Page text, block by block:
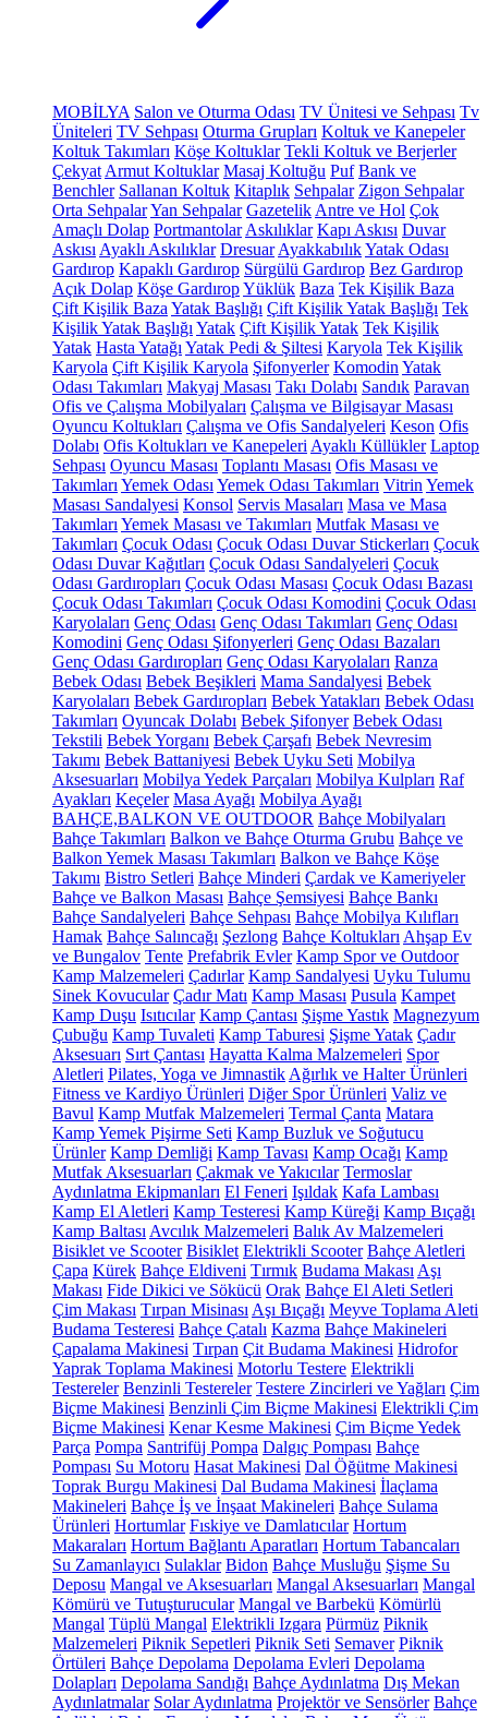
MOBİLYA Salon ve Oturma Odası TV Ünitesi ve Sehpası Tv
Üniteleri TV Sehpası Oturma Grupları Koltuk ve Kanepeler
Koltuk Takımları Köşe Koltuklar Tekli Koltuk ve Berjerler
Çekyat Armut Koltuklar Masaj Koltuğu Puf Bank ve
Benchler Sallanan Koltuk Kitaplık Sehpalar Zigon Sehpalar
Orta SehpalarYan Sehpalar Gazetelik Antre ve Hol Çok
Amaçlı Dolap Portmantolar Askılıklar Kapı Askısı Duvar
Askısı Ayaklı Askılıklar Dresuar AyakkabılıkYatak Odası
Gardırop Kapaklı Gardırop Sürgülü Gardırop Bez Gardırop
Açık Dolap Köşe GardıropYüklük Baza Tek Kişilik Baza
Çift Kişilik Baza Yatak Başlığı Çift Kişilik Yatak Başlığı Tek
Kişilik Yatak Başlığı Yatak Çift Kişilik Yatak Tek Kişilik
Yatak Hasta Yatağı Yatak Pedi & Şiltesi Karyola Tek Kişilik
Karyola Çift Kişilik Karyola Şifonyerler Komodin Yatak
Odası Takımları Makyaj Masası Takı Dolabı Sandık Paravan
Ofis ve Çalışma Mobilyaları Çalışma ve Bilgisayar Masası
Oyuncu Koltukları Çalışma ve Ofis Sandalyeleri Keson Ofis
Dolabı Ofis Koltukları ve Kanepeleri Ayaklı Küllükler Laptop
Sehpası Oyuncu Masası Toplantı Masası Ofis Masası ve
Takımları Yemek Odası Yemek Odası Takımları Vitrin Yemek
Masası Sandalyesi Konsol Servis Masaları Masa ve Masa
Takımları Yemek Masası ve Takımları Mutfak Masası ve
Takımları Çocuk Odası Çocuk Odası Duvar Stickerları Çocuk
Odası Duvar Kağıtları Çocuk Odası Sandalyeleri Çocuk
Odası Gardıropları Çocuk Odası Masası Çocuk Odası Bazası
Çocuk Odası Takımları Çocuk Odası Komodini Çocuk Odası
Karyolaları Genç Odası Genç Odası Takımları Genç Odası
Komodini Genç Odası Şifonyerleri Genç Odası Bazaları
Genç Odası Gardıropları Genç Odası Karyolaları Ranza
Bebek Odası Bebek Beşikleri Mama Sandalyesi Bebek
Karyolaları Bebek Gardıropları Bebek Yatakları Bebek Odası
Takımları Oyuncak Dolabı Bebek Şifonyer Bebek Odası
Tekstili Bebek Yorganı Bebek Çarşafı Bebek Nevresim
Takımı Bebek Battaniyesi Bebek Uyku Seti Mobilya
Aksesuarları Mobilya Yedek Parçaları Mobilya Kulpları Raf
Ayakları Keçeler Masa Ayağı Mobilya Ayağı
BAHÇE,BALKON VE OUTDOOR Bahçe Mobilyaları
Bahçe Takımları Balkon ve Bahçe Oturma Grubu Bahçe ve
Balkon Yemek Masası Takımları Balkon ve Bahçe Köşe
Takımı Bistro Setleri Bahçe Minderi Çardak ve Kameriyeler
Bahçe ve Balkon Masası Bahçe Şemsiyesi Bahçe Bankı
Bahçe Sandalyeleri Bahçe Sehpası Bahçe Mobilya Kılıfları
Hamak Bahçe Salıncağı Şezlong Bahçe Koltukları Ahşap Ev
ve Bungalov Tente Prefabrik Evler Kamp Spor ve Outdoor
Kamp Malzemeleri Çadırlar Kamp Sandalyesi Uyku Tulumu
Sinek Kovucular Çadır Matı Kamp Masası Pusula Kampet
Kamp Duşu Isıtıcılar Kamp Çantası Şişme Yastık Magnezyum
Çubuğu Kamp Tuvaleti Kamp Taburesi Şişme Yatak Çadır
Aksesuarı Sırt Çantası Hayatta Kalma Malzemeleri Spor
Aletleri Pilates, Yoga ve Jimnastik Ağırlık ve Halter Ürünleri
Fitness ve Kardiyo Ürünleri Diğer Spor Ürünleri Valiz ve
Bavul Kamp Mutfak Malzemeleri Termal Çanta Matara
Kamp Yemek Pişirme Seti Kamp Buzluk ve Soğutucu
Ürünler Kamp Demliği Kamp Tavası Kamp Ocağı Kamp
Mutfak Aksesuarları Çakmak ve Yakıcılar Termoslar
Aydınlatma Ekipmanları El Feneri Işıldak Kafa Lambası
Kamp El Aletleri Kamp Testeresi Kamp Küreği Kamp Bıçağı
Kamp Baltası Avcılık Malzemeleri Balık Av Malzemeleri
Bisiklet ve Scooter Bisiklet Elektrikli Scooter Bahçe Aletleri
Çapa Kürek Bahçe Eldiveni Tırmık Budama Makası Aşı
Makası Fide Dikici ve Sökücü Orak Bahçe El Aleti Setleri
Çim Makası Tırpan Misinası Aşı Bıçağı Meyve Toplama Aleti
Budama Testeresi Bahçe Çatalı Kazma Bahçe Makineleri
Çapalama Makinesi Tırpan Çit Budama Makinesi Hidrofor
Yaprak Toplama Makinesi Motorlu Testere Elektrikli
Testereler Benzinli Testereler Testere Zincirleri ve Yağları Çim
Biçme Makinesi Benzinli Çim Biçme Makinesi Elektrikli Çim
Biçme Makinesi Kenar Kesme Makinesi Çim Biçme Yedek
Parça Pompa Santrifüj Pompa Dalgıç Pompası Bahçe
Pompası Su Motoru Hasat Makinesi Dal Öğütme Makinesi
Toprak Burgu Makinesi Dal Budama Makinesi İlaçlama
Makineleri Bahçe İş ve İnşaat Makineleri Bahçe Sulama
Ürünleri Hortumlar Fıskiye ve Damlatıcılar Hortum
Makaraları Hortum Bağlantı Aparatları Hortum Tabancaları
Su Zamanlayıcı Sulaklar Bidon Bahçe Musluğu Şişme Su
Deposu Mangal ve Aksesuarları Mangal Aksesuarları Mangal
Kömürü ve Tutuşturucular Mangal ve Barbekü Kömürlü
Mangal Tüplü Mangal Elektrikli Izgara Pürmüz Piknik
Malzemeleri Piknik Sepetleri Piknik Seti Semaver Piknik
Örtüleri Bahçe Depolama Depolama Evleri Depolama
Dolapları Depolama Sandığı Bahçe Aydınlatma Dış Mekan
Aydınlatmalar Solar Aydınlatma Projektör ve Sensörler Bahçe